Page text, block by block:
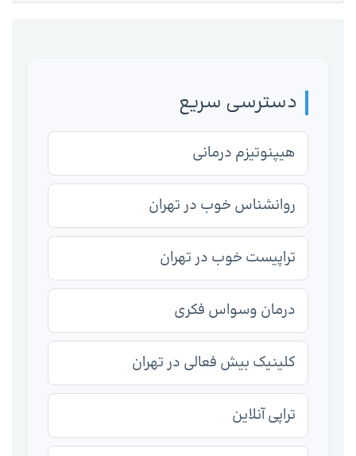
دسترسی سریع
هیپنوتیزم درمانی
روانشناس خوب در تهران
تراپیست خوب در تهران
درمان وسواس فکری
کلینیک بیش فعالی در تهران
تراپی آنلاین